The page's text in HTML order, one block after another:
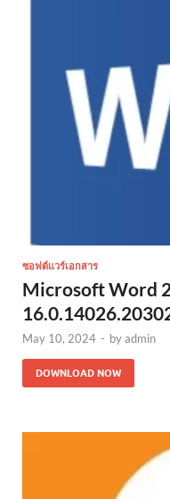
ซอฟต์แวร์เอกสาร
Microsoft Word
May 10, 2024 - byadmin
DOWNLOAD NOW